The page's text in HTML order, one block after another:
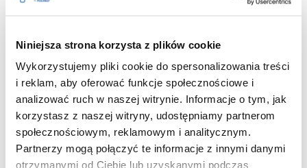
Niniejsza strona korzysta z plików cookie
Wykorzystujemy pliki cookie do spersonalizowania treści
i reklam, aby oferować funkcje społecznościowe i
analizować ruch w naszej witrynie. Informacje o tym, jak
korzystasz z naszej witryny, udostępniamy partnerom
społecznościowym, reklamowym i analitycznym.
Partnerzy mogą połączyć te informacje z innymi danymi
otrzymanymi od Ciebie lub uzyskanymi podczas
pieczenie, podrażnienie, świąd skóry;
wysypka;
odbarwienie lub przebarwienie skóry;